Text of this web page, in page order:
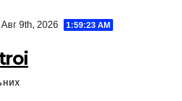
9th, 2026 1:59:24 AM